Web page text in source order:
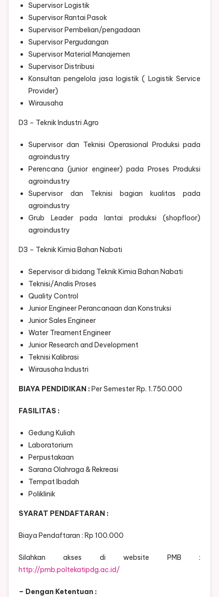
Supervisor Logistik
Supervisor Rantai Pasok
Supervisor Pembelian/pengadaan
Supervisor Pergudangan
Supervisor Material Manajemen
Supervisor Distribusi
Konsultan pengelola jasa logistik ( Logistik Service
Provider)
Wirausaha
D3 – Teknik Industri Agro
Supervisor dan Teknisi Operasional Produksi pada
agroindustry
Perencana (junior engineer) pada Proses Produksi
agroindustry
Supervisor dan Teknisi bagian kualitas pada
agroindustry
Grub Leader pada lantai produksi (shopfloor)
agroindustry
D3 – Teknik Kimia Bahan Nabati
Sepervisor di bidang Teknik Kimia Bahan Nabati
Teknisi/Analis Proses
Quality Control
Junior Engineer Perancanaan dan Konstruksi
Junior Sales Engineer
Water Treament Engineer
Junior Research and Development
Teknisi Kalibrasi
Wirausaha Industri
BIAYA PENDIDIKAN : Per Semester Rp. 1.750.000
FASILITAS :
Gedung Kuliah
Laboratorium
Perpustakaan
Sarana Olahraga & Rekreasi
Tempat Ibadah
Poliklinik
SYARAT PENDAFTARAN :
Biaya Pendaftaran : Rp 100.000
Silahkan akses di website PMB :
http://pmb.poltekatipdg.ac.id/
– Dengan Ketentuan :